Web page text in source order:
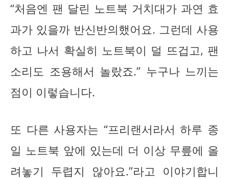
“처음엔 팬 달린 노트북 거치대가 과연 효
과가 있을까 반신반의했어요. 그런데 사용
하고 나서 확실히 노트북이 덜 뜨겁고, 팬
소리도 조용해서 놀랐죠.” 누구나 느끼는
점이 이렇습니다.
또 다른 사용자는 “프리랜서라서 하루 종
일 노트북 앞에 있는데 더 이상 무릎에 올
려놓기 두렵지 않아요.”라고 이야기합니